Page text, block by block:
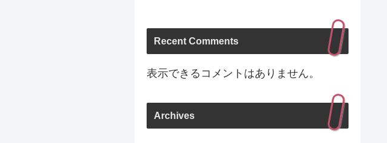
Recent Comments
表示できるコメントはありません。
Archives